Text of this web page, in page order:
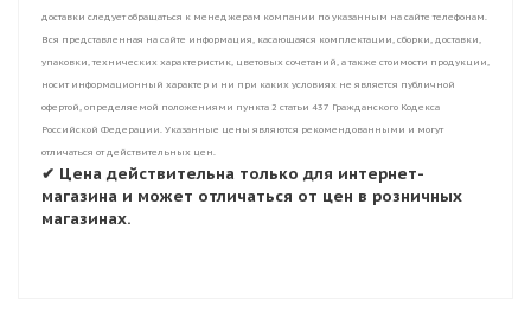
доставки следует обращаться к менеджерам компании по указанным на сайте телефонам.
Вся представленная на сайте информация, касающаяся комплектации, сборки, доставки,
упаковки, технических характеристик, цветовых сочетаний, а также стоимости продукции,
носит информационный характер и ни при каких условиях не является публичной
офертой, определяемой положениями пункта 2 статьи 437 Гражданского Кодекса
Российской Федерации. Указанные цены являются рекомендованными и могут
отличаться от действительных цен.
✔ Цена действительна только для интернет-
магазина и может отличаться от цен в розничных
магазинах.